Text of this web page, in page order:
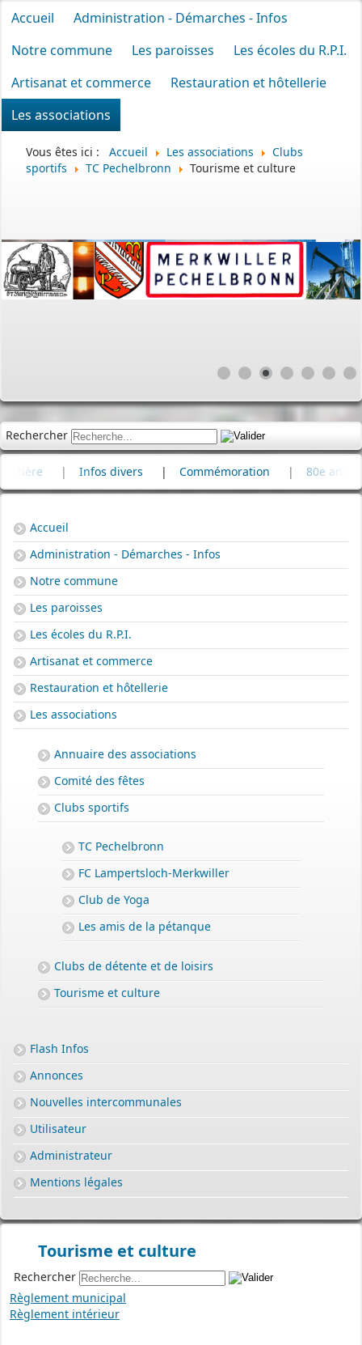
Accueil
Administration - Démarches - Infos
Notre commune
Les paroisses
Les écoles du R.P.I.
Artisanat et commerce
Restauration et hôtellerie
Les associations
Vous êtes ici : Accueil Les associations
Clubs
sportifs
TC Pechelbronn Tourisme et culture
Rechercher
Infos divers | Commémoration | 80e anniversaire
Accueil
Administration - Démarches - Infos
Notre commune
Les paroisses
Les écoles du R.P.I.
Artisanat et commerce
Restauration et hôtellerie
Les associations
Annuaire des associations
Comité des fêtes
Clubs sportifs
TC Pechelbronn
FC Lampertsloch-Merkwiller
Club de Yoga
Les amis de la pétanque
Clubs de détente et de loisirs
Tourisme et culture
Flash Infos
Annonces
Nouvelles intercommunales
Utilisateur
Administrateur
Mentions légales
Tourisme et culture
Rechercher
Règlement municipal
Règlement intérieur